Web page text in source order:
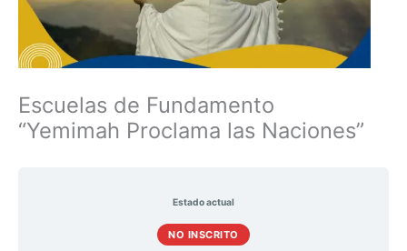
Escuelas de Fundamento
“Yemimah Proclama las Naciones”
Estado actual
NO INSCRITO